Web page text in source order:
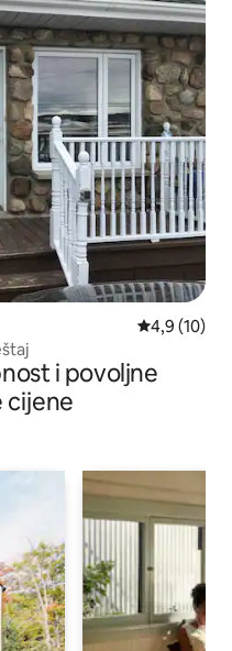
Prosječna
4,9 (10)
Smještaj
i povoljne
cijene